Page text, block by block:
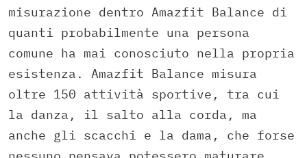
misurazione dentro Amazfit Balance di
quanti probabilmente una persona
comune ha mai conosciuto nella propria
esistenza. Amazfit Balance misura
oltre 150 attività sportive, tra cui
la danza, il salto alla corda, ma
anche gli scacchi e la dama, che forse